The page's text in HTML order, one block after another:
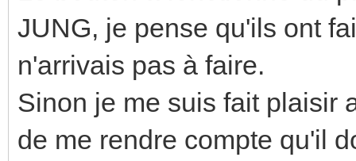
JUNG, je pense qu'ils ont
n'arrivais pas à faire.
Sinon je me suis fait plaisir
de me rendre compte qu'il